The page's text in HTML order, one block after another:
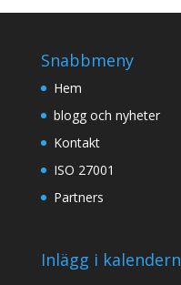
Snabbmeny
Hem
blogg och nyheter
Kontakt
ISO 27001
Partners
Inlägg i kalendern